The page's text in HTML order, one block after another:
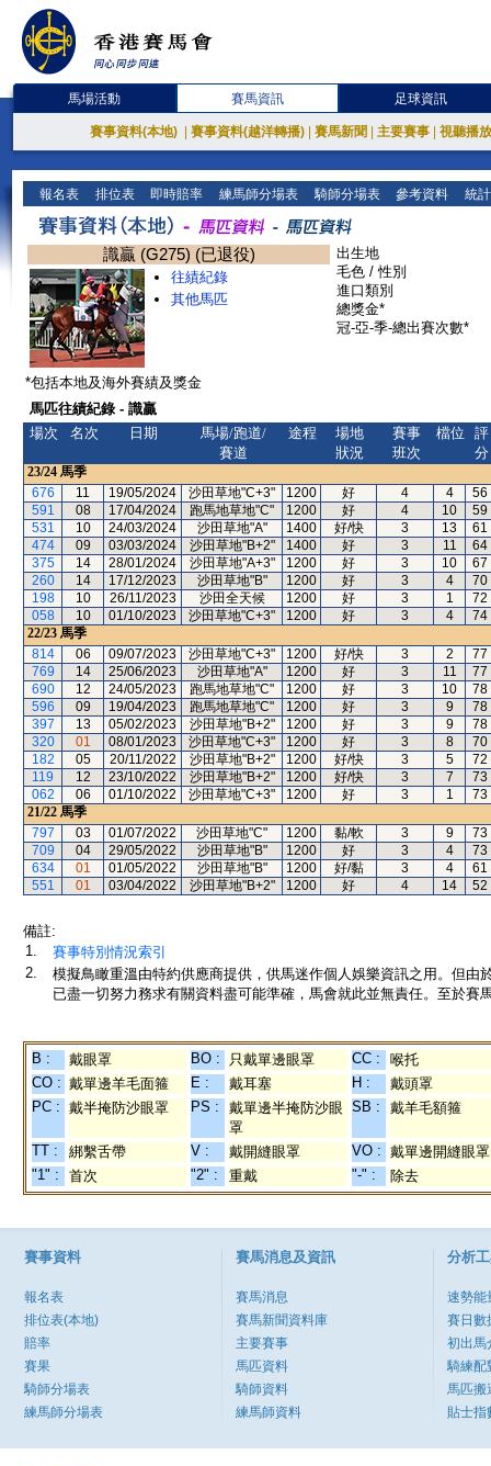
馬場活動 賽馬資訊 足球資訊
賽事資料(本地) 賽事資料(越洋轉播) 賽馬新聞 主要賽事 視聽播
報名表 排位表 即時賠率 練馬師分場表 騎師分場表 參考資料 統
識贏 (G275) (已退役)
往績紀錄
其他馬匹
出生地
毛色 / 性別
進口類別
總獎金*
冠-亞-季-總出賽次數*
*包括本地及海外賽績及獎金
馬匹往績紀錄 - 識贏
場次
名次 日期
馬場/跑道/
賽道
途程
場地
狀況
賽事
班次
檔位
評
分
23/24 馬季
676
11 19/05/2024 沙田草地"C+3" 1200 好 4 4
56
591
08 17/04/2024 跑馬地草地"C" 1200 好 4 10
59
531
10 24/03/2024 沙田草地"A" 1400 好/快 3 13
61
474
09 03/03/2024 沙田草地"B+2" 1400 好 3 11
64
375
14 28/01/2024 沙田草地"A+3" 1200 好 3 10
67
260
14 17/12/2023 沙田草地"B" 1200 好 3 4
70
198
10 26/11/2023 沙田全天候 1200 好 3 1
72
058
10 01/10/2023 沙田草地"C+3" 1200 好 3 4
74
22/23 馬季
814
06 09/07/2023 沙田草地"C+3" 1200 好/快 3 2
77
769
14 25/06/2023 沙田草地"A" 1200 好 3 11
77
690
12 24/05/2023 跑馬地草地"C" 1200 好 3 10
78
596
09 19/04/2023 跑馬地草地"C" 1200 好 3 9
78
397
13 05/02/2023 沙田草地"B+2" 1200 好 3 9
78
320
01 08/01/2023 沙田草地"C+3" 1200 好 3 8
70
182
05 20/11/2022 沙田草地"B+2" 1200 好/快 3 5
72
119
12 23/10/2022 沙田草地"B+2" 1200 好/快 3 7
73
062
06 01/10/2022 沙田草地"C+3" 1200 好 3 1
73
21/22 馬季
797
03 01/07/2022 沙田草地"C" 1200 黏/軟 3 9
73
709
04 29/05/2022 沙田草地"B" 1200 好 3 4
73
634
01 01/05/2022 沙田草地"B" 1200 好/黏 3 4
61
551
01 03/04/2022 沙田草地"B+2" 1200 好 4 14 52
備註:
1.
賽事特別情況索引
2.
模擬鳥瞰重溫由特約供應商提供，供馬迷作個人娛樂資訊之用。但
已盡一切努力務求有關資料盡可能準確，馬會就此並無責任。至於賽
B : 戴眼罩 BO : 只戴單邊眼罩 CC :
喉托
CO : 戴單邊羊毛面箍 E : 戴耳塞 H :
戴頭罩
PC : 戴半掩防沙眼罩 PS :
戴單邊半掩防沙眼
罩
SB : 戴羊毛額箍
TT : 綁繫舌帶 V : 戴開縫眼罩 VO : 戴單邊開縫眼罩
"1" :
首次 "2" : 重戴 "-" : 除去
賽事資料
報名表
排位表(本地)
賠率
賽果
騎師分場表
練馬師分場表
賽馬消息及資訊
賽馬消息
賽馬新聞資料庫
主要賽事
馬匹資料
騎師資料
練馬師資料
分析
速勢能
賽日數
初出馬
騎練配
馬匹搬
貼士指